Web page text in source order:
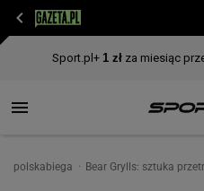
polskabiega Bear Grylls: sztuka